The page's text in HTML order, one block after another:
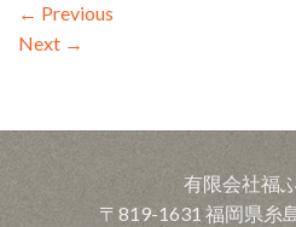
← Previous
Next →
有限会社福
〒819-1631 福岡県糸